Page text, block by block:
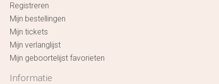
Registreren
Mijn bestellingen
Mijn tickets
Mijn verlanglijst
Mijn geboortelijst favorieten
Informatie